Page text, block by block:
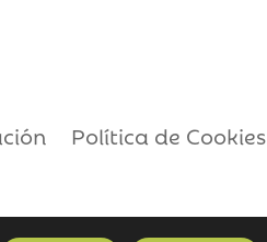
Política de Cookies